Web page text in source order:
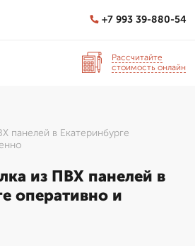
+7 993 39-880-54
Рассчитайте
стоимость онлайн
панелей в Екатеринбурге
из ПВХ панелей в
оперативно и